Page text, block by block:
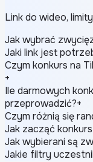
Link do wideo,
Jak wybrać
Jaki link jest
Czym konkurs na
+
Ile darmowych
przeprowadzić?+
Czym różnią się
Jak zacząć
Jak wybierani są
Jakie filtry